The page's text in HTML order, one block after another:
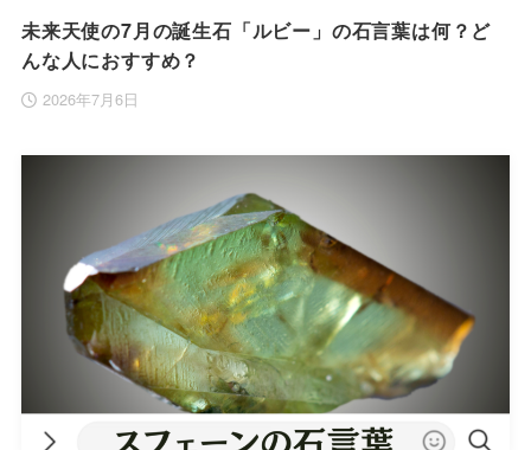
未来天使の7月の誕生石「ルビー」の石言葉は何？ど
んな人におすすめ？
2026年7月6日